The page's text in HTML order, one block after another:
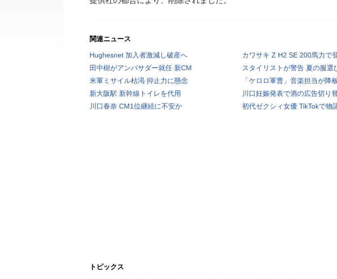
関連ニュース
Hughesnet 加入者激減し破産へ
カワサキ Z H2 SE 200馬力で
田中樹がアンバサダー就任 新CM
スタイリストが警告 夏の服選
米軍ミサイル枯渇 抑止力に懸念
「ケロロ軍曹」音楽担当が降板
新大阪駅 新幹線トイレを代用
川口妊娠発表で酒の広告切り
川口春奈 CM1位継続に不安か
初代ゼクシィ女優 TikTokで物
トピックス